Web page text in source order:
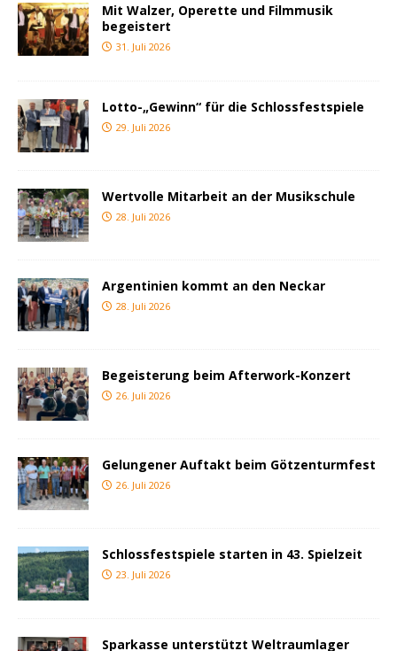
Mit Walzer, Operette und Filmmusik
begeistert
31. Juli 2026
Lotto-„Gewinn“ für die Schlossfestspiele
29. Juli 2026
Wertvolle Mitarbeit an der Musikschule
28. Juli 2026
Argentinien kommt an den Neckar
28. Juli 2026
Begeisterung beim Afterwork-Konzert
26. Juli 2026
Gelungener Auftakt beim Götzenturmfest
26. Juli 2026
Schlossfestspiele starten in 43. Spielzeit
23. Juli 2026
Sparkasse unterstützt Weltraumlager